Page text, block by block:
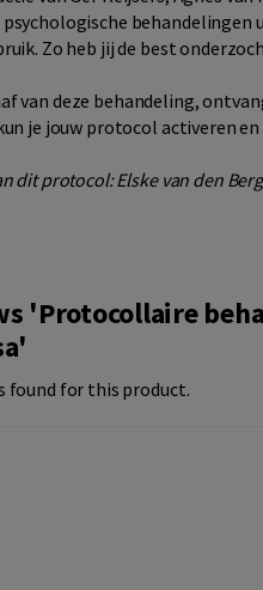
Zo heb jij de best
van deze behandeling,
je jouw protocol activeren
dit protocol: Elske van den
'Protocollaire
found for this product.